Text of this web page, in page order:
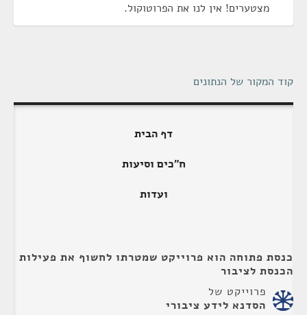
מצטערים! אין לנו את הפרוטוקול.
קוד המקור של הנתונים
דף הבית
ח"כים וסיעות
ועדות
כנסת פתוחה הוא פרוייקט שמטרתו לחשוף את פעילות
הכנסת לציבור
פרוייקט של
הסדנא לידע ציבורי